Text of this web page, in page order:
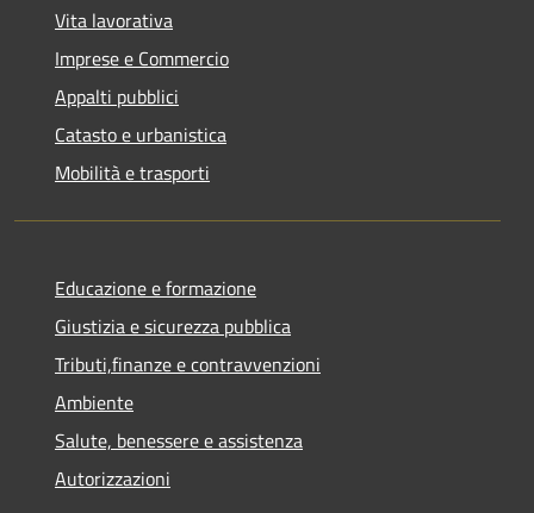
Vita lavorativa
Imprese e Commercio
Appalti pubblici
Catasto e urbanistica
Mobilità e trasporti
Educazione e formazione
Giustizia e sicurezza pubblica
Tributi,finanze e contravvenzioni
Ambiente
Salute, benessere e assistenza
Autorizzazioni